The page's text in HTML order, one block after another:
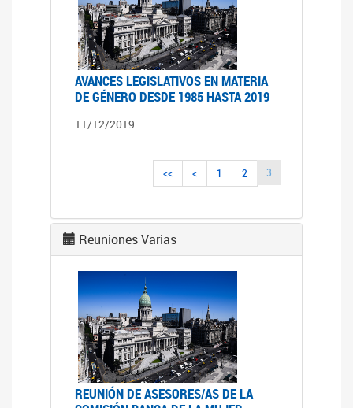
AVANCES LEGISLATIVOS EN MATERIA
DE GÉNERO DESDE 1985 HASTA 2019
11/12/2019
<< < 1 2 3
Reuniones Varias
REUNIÓN DE ASESORES/AS DE LA